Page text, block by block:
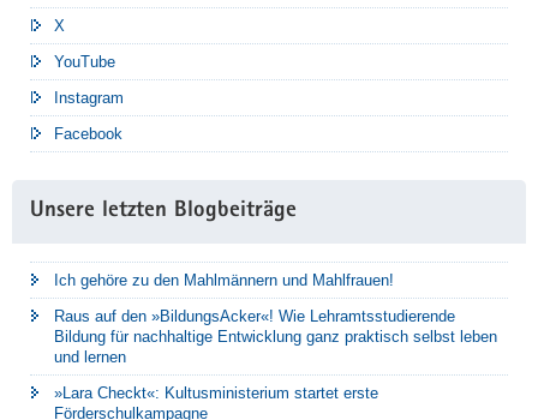
X
YouTube
Instagram
Facebook
Unsere letzten Blogbeiträge
Ich gehöre zu den Mahlmännern und Mahlfrauen!
Raus auf den »BildungsAcker«! Wie Lehramtsstudierende
Bildung für nachhaltige Entwicklung ganz praktisch selbst leben
und lernen
»Lara Checkt«: Kultusministerium startet erste
Förderschulkampagne